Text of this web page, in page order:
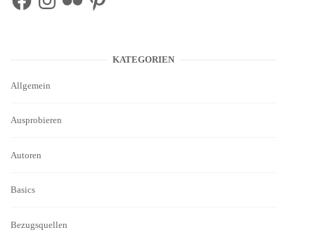
KATEGORIEN
Allgemein
Ausprobieren
Autoren
Basics
Bezugsquellen